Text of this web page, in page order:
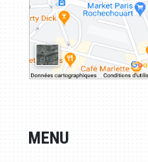
MENU